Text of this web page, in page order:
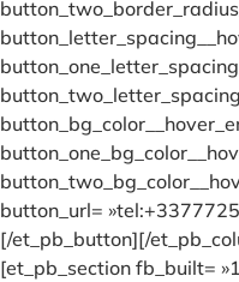
button_url=
[/et_pb_button][/
[et_pb_section fb_built=